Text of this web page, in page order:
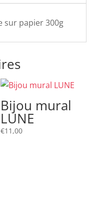
sur papier 300g
Bijou mural
LUNE
€11,00